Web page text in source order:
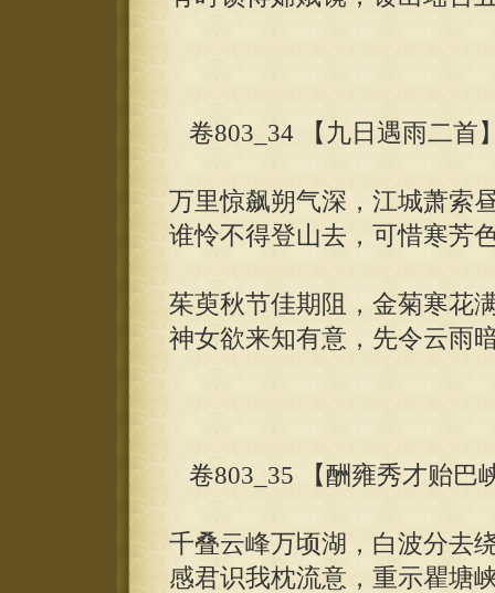
卷803_34 【九日遇雨二首
万里惊飙朔气深，江城萧索
谁怜不得登山去，可惜寒芳
茱萸秋节佳期阻，金菊寒花
神女欲来知有意，先令云雨
卷803_35 【酬雍秀才贻巴
千叠云峰万顷湖，白波分去
感君识我枕流意，重示瞿塘